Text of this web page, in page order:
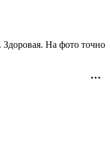
На фото точно